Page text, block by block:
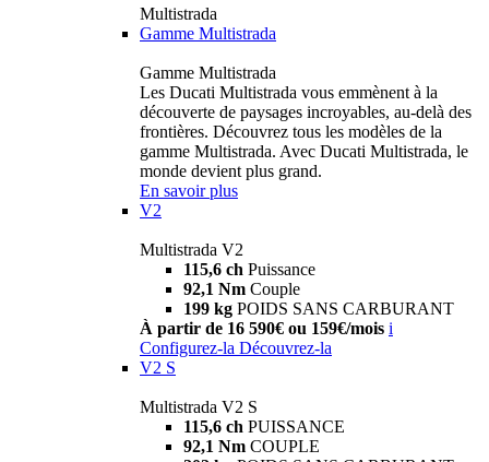
Multistrada
Gamme Multistrada
Gamme Multistrada
Les Ducati Multistrada vous emmènent à la
découverte de paysages incroyables, au-delà des
frontières. Découvrez tous les modèles de la
gamme Multistrada. Avec Ducati Multistrada, le
monde devient plus grand.
En savoir plus
V2
Multistrada V2
115,6 ch Puissance
92,1 Nm Couple
199 kg POIDS SANS CARBURANT
À partir de 16 590€ ou 159€/mois i
Configurez-la Découvrez-la
V2 S
Multistrada V2 S
115,6 ch PUISSANCE
92,1 Nm COUPLE